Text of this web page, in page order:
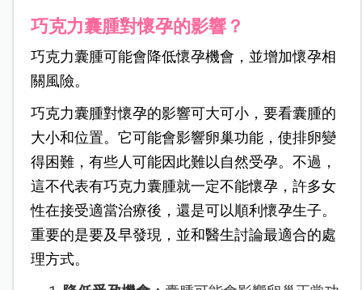
巧克力囊腫對懷孕的影響？
巧克力囊腫可能會降低懷孕機會，並增加懷孕相
關風險。
巧克力囊腫對懷孕的影響可大可小，要看囊腫的
大小和位置。它可能會影響卵巢功能，使排卵變
得困難，有些人可能因此難以自然受孕。不過，
這不代表有巧克力囊腫就一定不能懷孕，許多女
性在接受適當治療後，還是可以順利懷孕生子。
重要的是要及早發現，並和醫生討論最適合的處
理方式。